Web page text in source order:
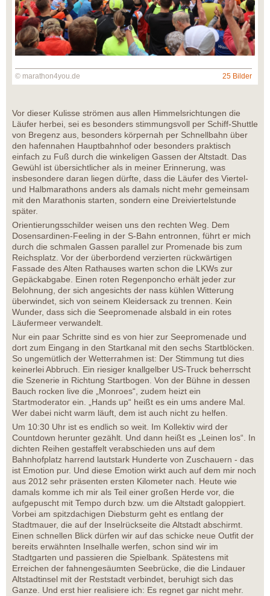
© marathon4you.de 25 Bilder
Vor dieser Kulisse strömen aus allen Himmelsrichtungen die
Läufer herbei, sei es besonders stimmungsvoll per Schiff-Shuttle
von Bregenz aus, besonders körpernah per Schnellbahn über
den hafennahen Hauptbahnhof oder besonders praktisch
einfach zu Fuß durch die winkeligen Gassen der Altstadt. Das
Gewühl ist übersichtlicher als in meiner Erinnerung, was
insbesondere daran liegen dürfte, dass die Läufer des Viertel-
und Halbmarathons anders als damals nicht mehr gemeinsam
mit den Marathonis starten, sondern eine Dreiviertelstunde
später.
Orientierungsschilder weisen uns den rechten Weg. Dem
Dosensardinen-Feeling in der S-Bahn entronnen, führt er mich
durch die schmalen Gassen parallel zur Promenade bis zum
Reichsplatz. Vor der überbordend verzierten rückwärtigen
Fassade des Alten Rathauses warten schon die LKWs zur
Gepäckabgabe. Einen roten Regenponcho erhält jeder zur
Belohnung, der sich angesichts der nass kühlen Witterung
überwindet, sich von seinem Kleidersack zu trennen. Kein
Wunder, dass sich die Seepromenade alsbald in ein rotes
Läufermeer verwandelt.
Nur ein paar Schritte sind es von hier zur Seepromenade und
dort zum Eingang in den Startkanal mit den sechs Startblöcken.
So ungemütlich der Wetterrahmen ist: Der Stimmung tut dies
keinerlei Abbruch. Ein riesiger knallgelber US-Truck beherrscht
die Szenerie in Richtung Startbogen. Von der Bühne in dessen
Bauch rocken live die „Monroes“, zudem heizt ein
Startmoderator ein. „Hands up“ heißt es ein ums andere Mal.
Wer dabei nicht warm läuft, dem ist auch nicht zu helfen.
Um 10:30 Uhr ist es endlich so weit. Im Kollektiv wird der
Countdown herunter gezählt. Und dann heißt es „Leinen los“. In
dichten Reihen gestaffelt verabschieden uns auf dem
Bahnhofplatz harrend lautstark Hunderte von Zuschauern - das
ist Emotion pur. Und diese Emotion wirkt auch auf dem mir noch
aus 2012 sehr präsenten ersten Kilometer nach. Heute wie
damals komme ich mir als Teil einer großen Herde vor, die
aufgepuscht mit Tempo durch bzw. um die Altstadt galoppiert.
Vorbei am spitzdachigen Diebsturm geht es entlang der
Stadtmauer, die auf der Inselrückseite die Altstadt abschirmt.
Einen schnellen Blick dürfen wir auf das schicke neue Outfit der
bereits erwähnten Inselhalle werfen, schon sind wir im
Stadtgarten und passieren die Spielbank. Spätestens mit
Erreichen der fahnengesäumten Seebrücke, die die Lindauer
Altstadtinsel mit der Reststadt verbindet, beruhigt sich das
Ganze. Und erst hier realisiere ich: Es regnet gar nicht mehr.